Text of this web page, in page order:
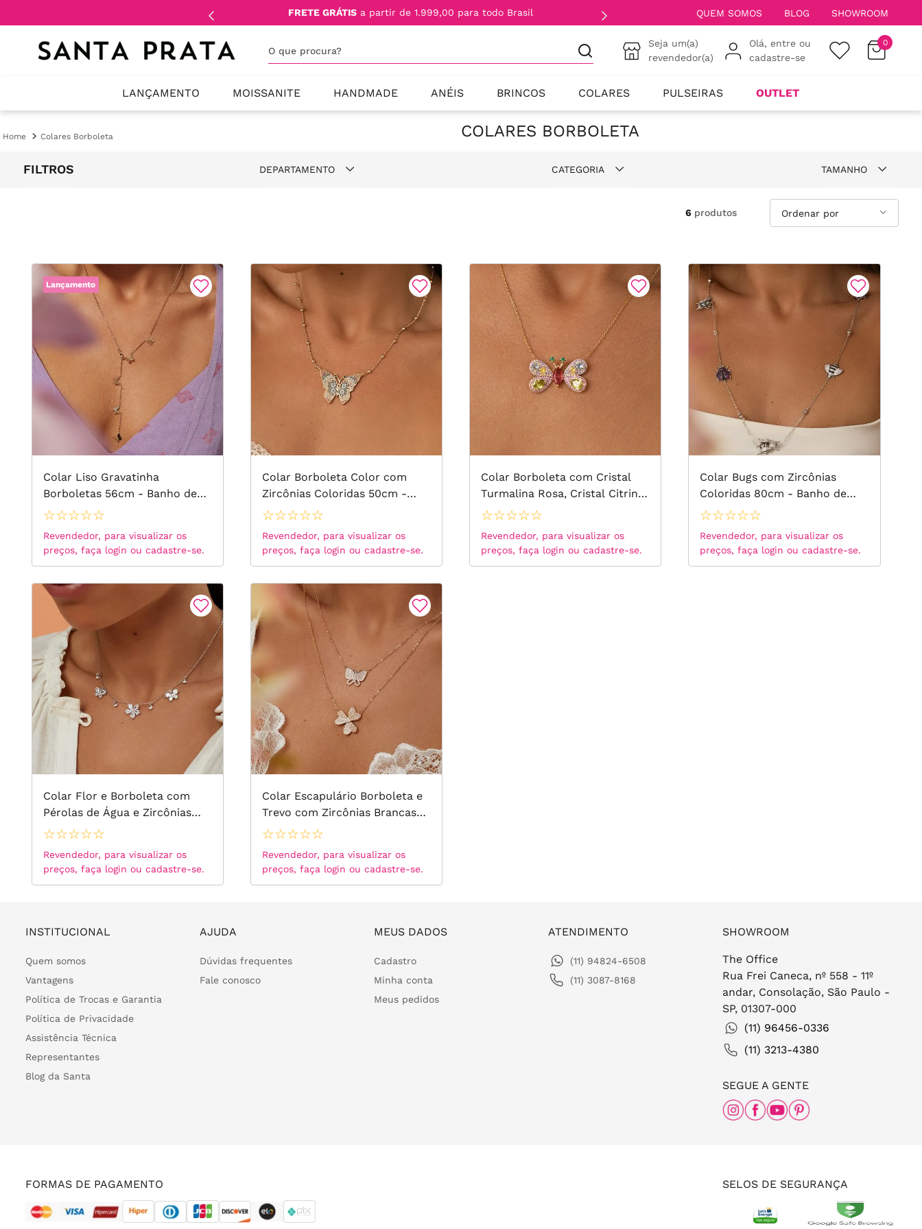
FRETE GRÁTIS a partir de 1.999,00 para todo Brasil QUEM SOMOS BLOG SHOWROOM
Seja um(a)
revendedor(a)
Olá, entre ou
cadastre-se
0
LANÇAMENTO MOISSANITE HANDMADE ANÉIS BRINCOS COLARES PULSEIRAS OUTLET
Colares Borboleta COLARES BORBOLETA
FILTROS DEPARTAMENTO CATEGORIA
Escapulário
Banho de Ródio Branco
TAMANHO
56
54
6 produtos
Lançamento
Colar Liso Gravatinha
Borboletas 56cm - Banho de
Ouro 18k
☆☆☆☆☆
Revendedor, para visualizar os
preços, faça login ou cadastre-se.
Colar Borboleta Color com
Zircônias Coloridas 50cm -
Banho de Ouro 18k
☆☆☆☆☆
Revendedor, para visualizar os
preços, faça login ou cadastre-se.
Colar Borboleta com Cristal
Turmalina Rosa, Cristal Citrino,
Cristal Topázio Azul e Zircônias
Ouro 18k
☆☆☆☆☆
Revendedor, para visualizar os
preços, faça login ou cadastre-se.
Colar Bugs com Zircônias
Coloridas 80cm - Banho de
Ródio Branco
☆☆☆☆☆
Revendedor, para visualizar os
preços, faça login ou cadastre-se.
Colar Flor e Borboleta com
Pérolas de Água e Zircônias
Brancas 50cm - Prata 925
☆☆☆☆☆
Revendedor, para visualizar os
preços, faça login ou cadastre-se.
Colar Escapulário Borboleta e
Trevo com Zircônias Brancas
68cm - Banho de Ouro 18k
☆☆☆☆☆
Revendedor, para visualizar os
preços, faça login ou cadastre-se.
INSTITUCIONAL
Quem somos
Vantagens
Política de Trocas e Garantia
Política de Privacidade
Assistência Técnica
Representantes
Blog da Santa
AJUDA
Dúvidas frequentes
Fale conosco
MEUS DADOS
Cadastro
Minha conta
Meus pedidos
ATENDIMENTO
(11) 94824-6508
(11) 3087-8168
SHOWROOM
The Office
Rua Frei Caneca, nº 558 - 11º
andar, Consolação, São Paulo -
SP, 01307-000
(11) 96456-0336
(11) 3213-4380
SEGUE A GENTE
FORMAS DE PAGAMENTO SELOS DE SEGURANÇA